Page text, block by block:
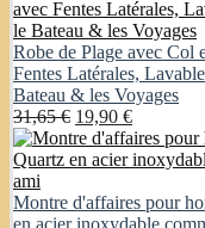
Robe de Plage avec Col
Fentes Latérales,
Bateau & les Voyages
31,65€ Original
price
was:
19,90 €Current
price
is:
Montre d'affaires pour